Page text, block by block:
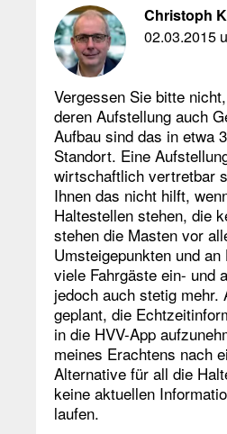
Christoph
02.03.2015
Vergessen Sie bitte
deren Aufstellung auch
Aufbau sind das in etwa
Standort. Eine
wirtschaftlich vertretbar
Ihnen das nicht hilft,
Haltestellen stehen, die
stehen die Masten vor
Umsteigepunkten und
viele Fahrgäste ein- und
jedoch auch stetig mehr.
geplant, die
in die HVV-App
meines Erachtens nach
Alternative für all die
keine aktuellen
laufen.